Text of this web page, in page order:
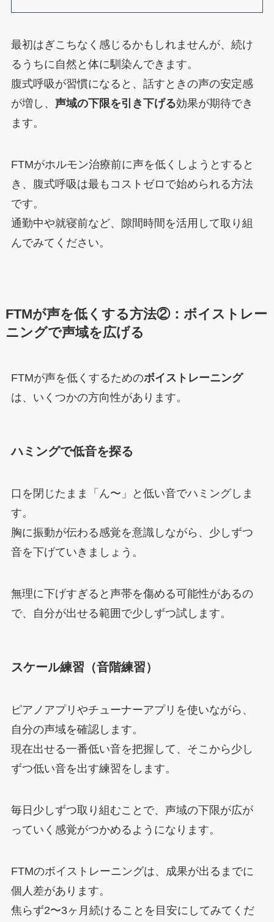
最初はぎこちなく感じるかもしれませんが、続け
るうちに自然と体に馴染んできます。
腹式呼吸が習慣になると、話すときの声の安定感
が増し、 声域の下限を引き下げる効果が期待でき
ます。
FTMがホルモン治療前に声を低くしようとすると
き、腹式呼吸は最もコストゼロで始められる方法
です。
通勤中や就寝前など、隙間時間を活用して取り組
んでみてください。
FTMが声を低くする方法②：ボイストレー
ニングで声域を広げる
FTMが声を低くするためのボイストレーニング
は、いくつかの方向性があります。
ハミングで低音を探る
口を閉じたまま「ん〜」と低い音でハミングしま
す。
胸に振動が伝わる感覚を意識しながら、少しずつ
音を下げていきましょう。
無理に下げすぎると声帯を傷める可能性があるの
で、自分が出せる範囲で少しずつ試します。
スケール練習（音階練習）
ピアノアプリやチューナーアプリを使いながら、
自分の声域を確認します。
現在出せる一番低い音を把握して、そこから少し
ずつ低い音を出す練習をします。
毎日少しずつ取り組むことで、声域の下限が広が
っていく感覚がつかめるようになります。
FTMのボイストレーニングは、成果が出るまでに
個人差があります。
焦らず2〜3ヶ月続けることを目安にしてみてくだ